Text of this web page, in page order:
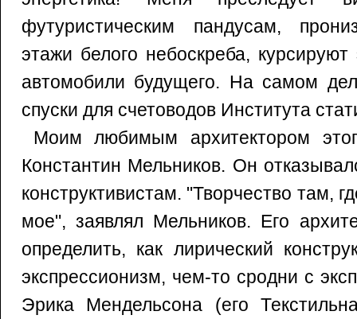
футуристическим пандусам,
этажи белого небоскреба, курсируют
автомобили будущего. На самом
спуски для счетоводов Института
Моим любимым архитектором
Константин Мельников. Он
конструктивистам. "Творчество там,
мое", заявлял Мельников. Его
определить, как лирический
экспрессионизм, чем-то сродни с
Эрика Мендельсона (его